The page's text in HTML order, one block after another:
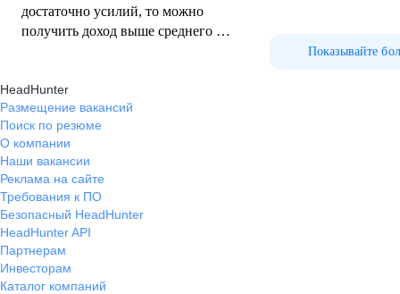
достаточно усилий, то можно
получить доход выше среднего по
Показывайте
HeadHunter
Размещение вакансий
Поиск по резюме
О компании
Наши вакансии
Реклама на сайте
Требования к ПО
Безопасный HeadHunter
HeadHunter API
Партнерам
Инвесторам
Каталог компаний